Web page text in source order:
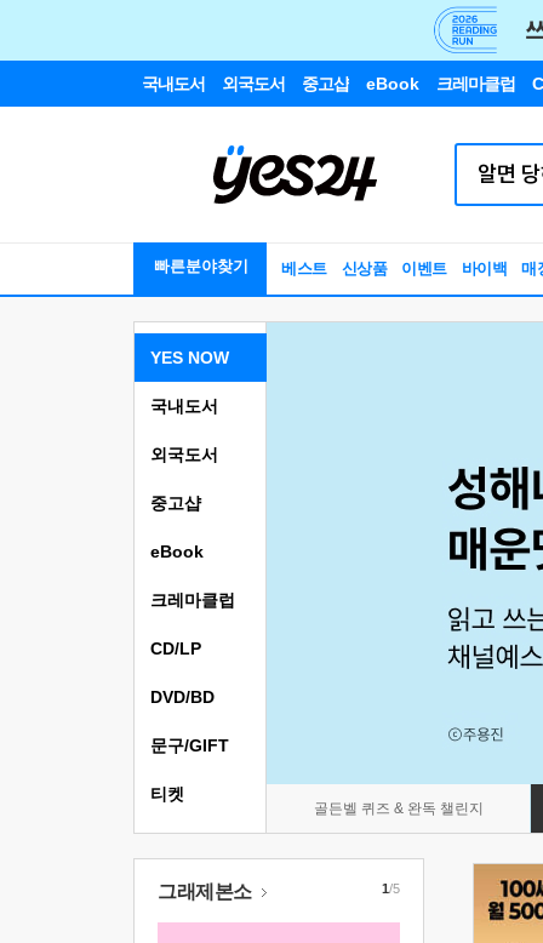
국내도서 외국도서 중고샵 eBook 크레마클럽
빠른분야찾기 베스트 신상품 이벤트 바이백 매
YES NOW
골든벨 퀴즈 & 완독 챌린지
국내도서
외국도서
중고샵
eBook
크레마클럽
CD/LP
DVD/BD
문구/GIFT
티켓
그래제본소 1/5